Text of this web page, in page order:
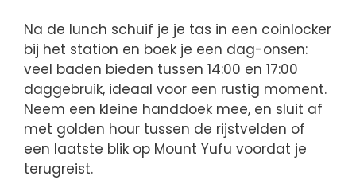
Na de lunch schuif je je tas in een coinlocker
bij het station en boek je een dag-onsen:
veel baden bieden tussen 14:00 en 17:00
daggebruik, ideaal voor een rustig moment.
Neem een kleine handdoek mee, en sluit af
met golden hour tussen de rijstvelden of
een laatste blik op Mount Yufu voordat je
terugreist.